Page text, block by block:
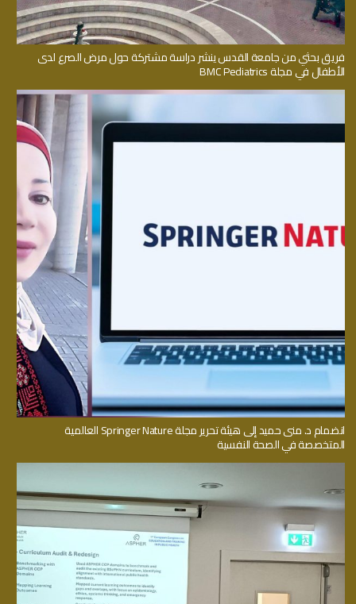
فريق بحثي من جامعة القدس ينشر دراسة مشتركة حول مرض الصرع لدى
الأطفال في مجلة BMC Pediatrics
انضمام د. منى حميد إلى هيئة تحرير مجلة Springer Nature العالمية
المتخصصة في الصحة النفسية